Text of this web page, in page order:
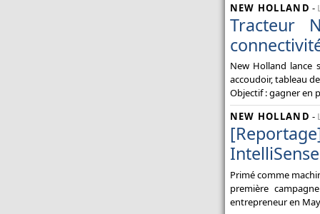
NEW HOLLAND -
Tracteur
New Holland lance
accoudoir, tableau
Objectif : gagner en
NEW HOLLAND -
Primé comme
première
entrepreneur en